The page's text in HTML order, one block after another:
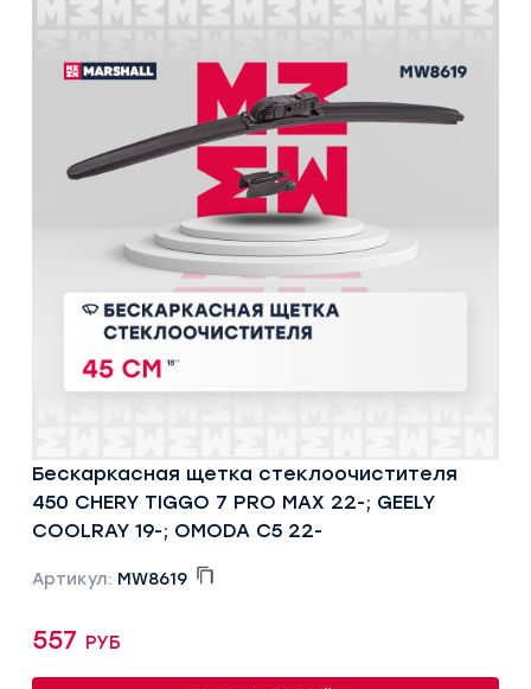
Бескаркасная щетка стеклоочистителя
450 CHERY TIGGO 7 PRO MAX 22-; GEELY
COOLRAY 19-; OMODA C5 22-
Артикул: MW8619
557 руб